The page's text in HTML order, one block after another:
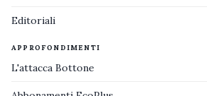
Editoriali
APPROFONDIMENTI
L'attacca Bottone